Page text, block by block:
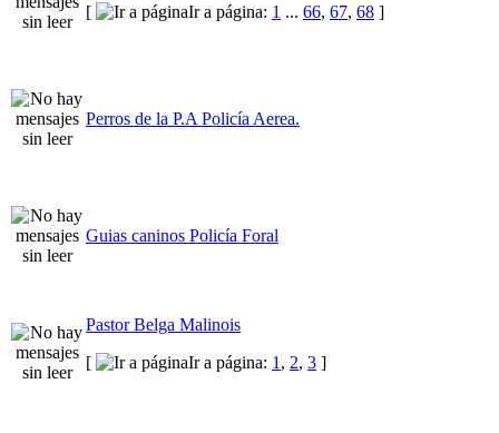
[
Ir a página: 1 ... 66, 67, 68 ]
Perros de la P.A Policía Aerea.
Guias caninos Policía Foral
Pastor Belga Malinois
[
Ir a página: 1 , 2, 3 ]